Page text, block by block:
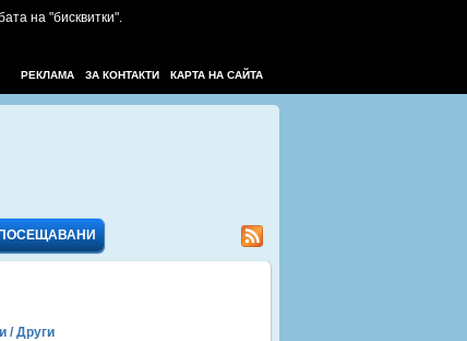
на "бисквитки".
КАРТА НА САЙТА
ЗА КОНТАКТИ
РЕКЛАМА
/ Други